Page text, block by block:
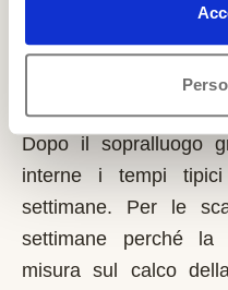
documentate,
Dopo il sopralluogo
interne i tempi
settimane. Per le
settimane perché
misura sul calco